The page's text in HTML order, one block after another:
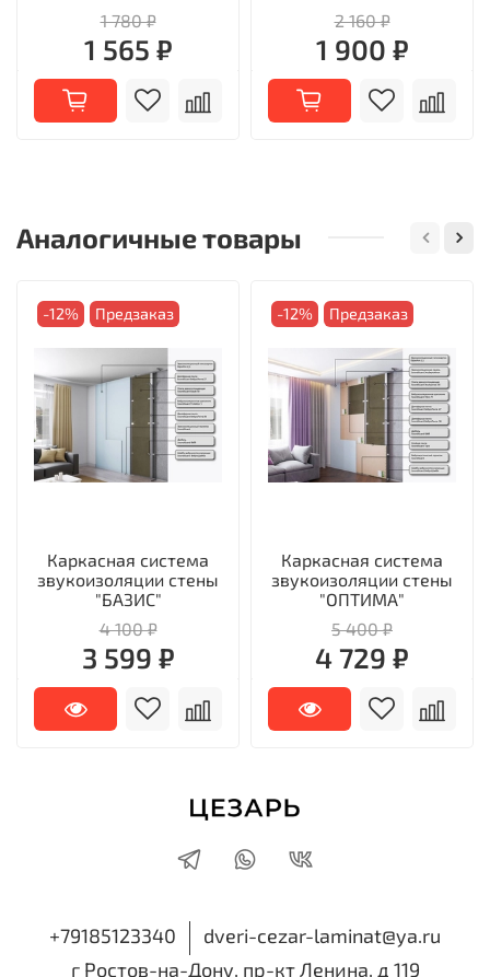
1 780 ₽
1 565 ₽
2 160 ₽
1 900 ₽
Аналогичные товары
-12% Предзаказ
Каркасная система
звукоизоляции стены
"БАЗИС"
4 100 ₽
3 599 ₽
-12% Предзаказ
Каркасная система
звукоизоляции стены
"ОПТИМА"
5 400 ₽
4 729 ₽
+79185123340
dveri-cezar-laminat@ya.ru
г Ростов-на-Дону, пр-кт Ленина, д 119